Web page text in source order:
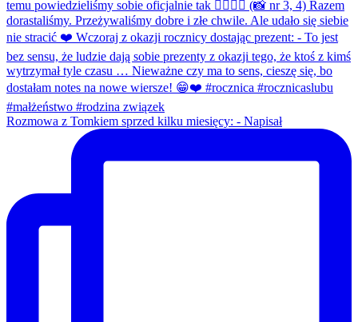
Rozmowa z Tomkiem sprzed kilku miesięcy: - Napisał